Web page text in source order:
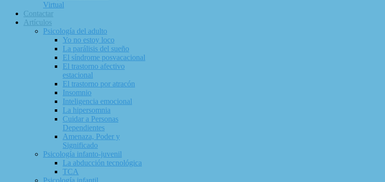
Virtual
Contactar
Artículos
Psicología del adulto
Yo no estoy loco
La parálisis del sueño
El síndrome posvacacional
El trastorno afectivo
estacional
El trastorno por atracón
Insomnio
Inteligencia emocional
La hipersomnia
Cuidar a Personas
Dependientes
Amenaza, Poder y
Significado
Psicología infanto-juvenil
La abducción tecnológica
TCA
Psicología infantil